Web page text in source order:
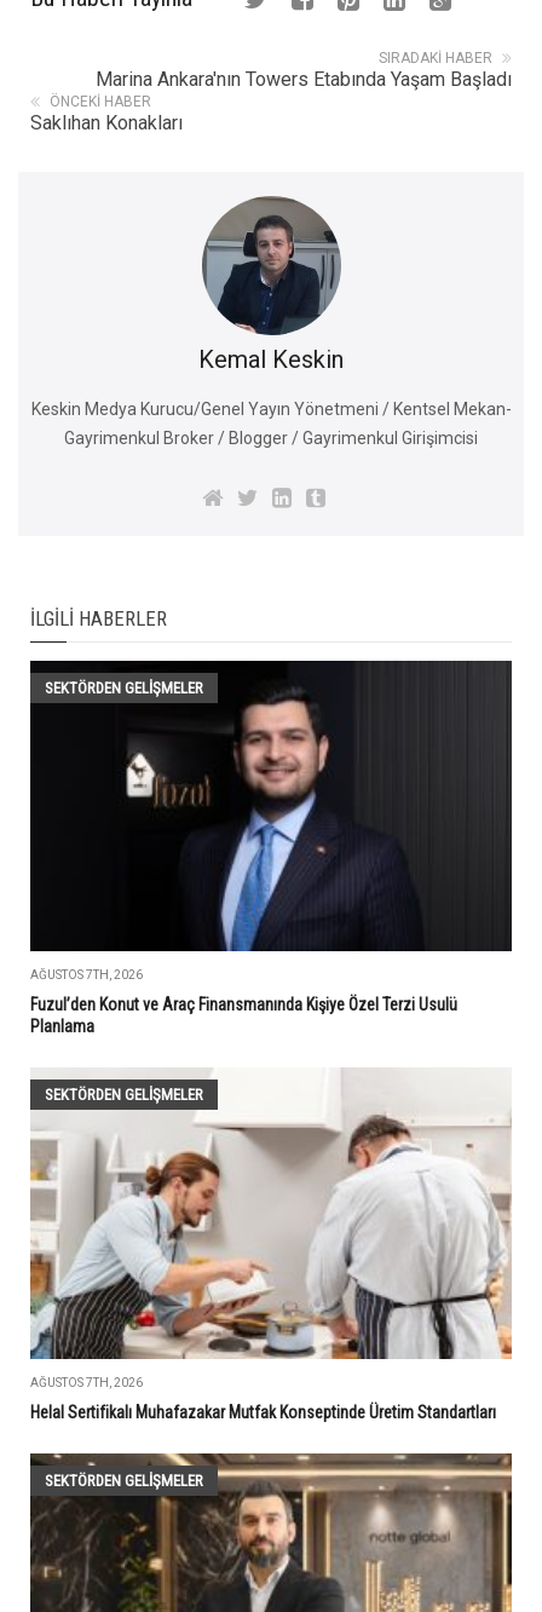
SIRADAKI HABER
Marina Ankara'nın Towers Etabında Yaşam Başladı
ÖNCEKI HABER
Saklıhan Konakları
Kemal Keskin
Keskin Medya Kurucu/Genel Yayın Yönetmeni / Kentsel Mekan-
Gayrimenkul Broker / Blogger / Gayrimenkul Girişimcisi
İLGILI HABERLER
SEKTÖRDEN GELIŞMELER
AĞUSTOS 7TH, 2026
Fuzul’den Konut ve Araç Finansmanında Kişiye Özel Terzi Usulü
Planlama
SEKTÖRDEN GELIŞMELER
AĞUSTOS 7TH, 2026
Helal Sertifikalı Muhafazakar Mutfak Konseptinde Üretim Standartları
SEKTÖRDEN GELIŞMELER